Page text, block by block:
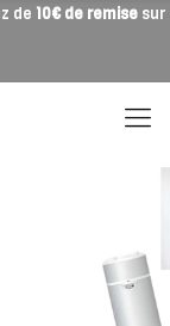
de 10€ de remise sur